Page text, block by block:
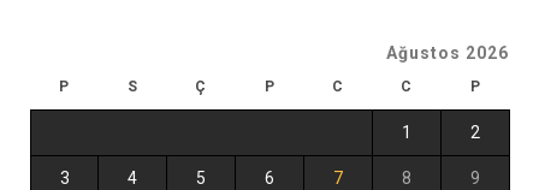
Ağustos 2026
P S Ç P C C P
1 2
3 4 5 6 7 8 9